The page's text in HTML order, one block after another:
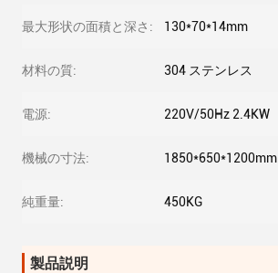
最大形状の面積と深さ: 130*70*14mm
材料の質: 304 ステンレス
電源: 220V/50Hz 2.4KW
機械の寸法: 1850*650*1200mm
純重量: 450KG
製品説明